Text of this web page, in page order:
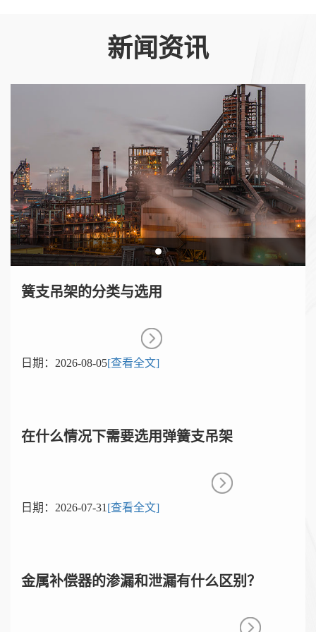
新闻资讯
簧支吊架的分类与选用
[查看全文]
日期： 2026-08-05
在什么情况下需要选用弹簧支吊架
[查看全文]
日期： 2026-07-31
金属补偿器的渗漏和泄漏有什么区别？